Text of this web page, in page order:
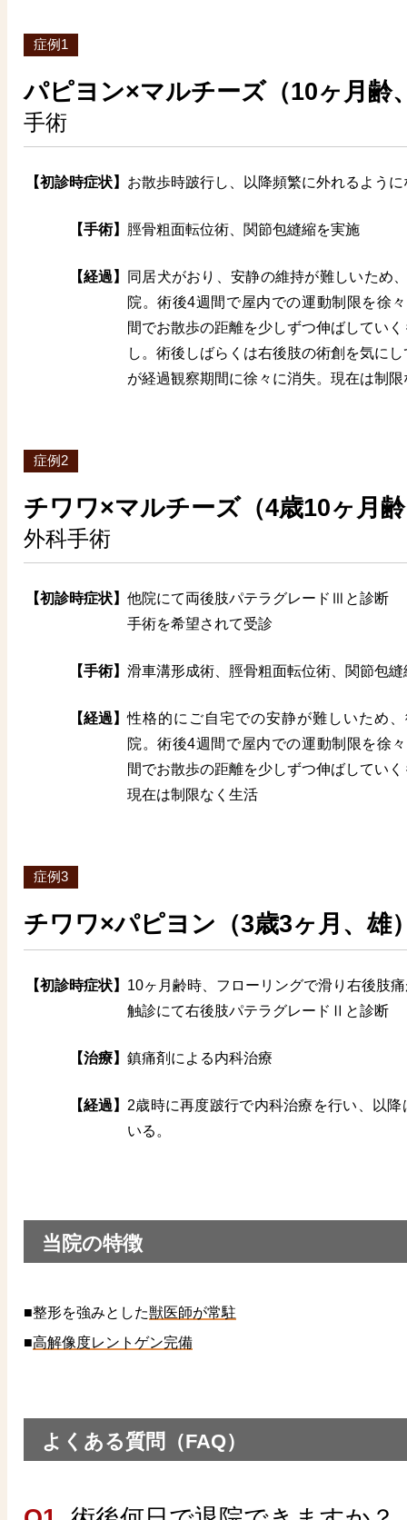
症例1
パピヨン×マルチーズ（10ヶ月齢
手術
【初診時症状】 お散歩時跛行し、以降頻繁に外れるように
【手術】 脛骨粗面転位術、関節包縫縮を実施
【経過】
同居犬がおり、安静の維持が難しいため
院。術後4週間で屋内での運動制限を徐
間でお散歩の距離を少しずつ伸ばしてい
し。術後しばらくは右後肢の術創を気に
が経過観察期間に徐々に消失。現在は制
症例2
チワワ×マルチーズ（4歳10ヶ月
外科手術
【初診時症状】 他院にて両後肢パテラグレードⅢと診断
手術を希望されて受診
【手術】 滑車溝形成術、脛骨粗面転位術、関節包縫
【経過】性格的にご自宅での安静が難しいため
院。術後4週間で屋内での運動制限を徐
間でお散歩の距離を少しずつ伸ばしてい
現在は制限なく生活
症例3
チワワ×パピヨン（3歳3ヶ月、雄
【初診時症状】 10ヶ月齢時、フローリングで滑り右後肢
触診にて右後肢パテラグレードⅡと診断
【治療】 鎮痛剤による内科治療
【経過】 2歳時に再度跛行で内科治療を行い、以降
いる。
当院の特徴
■整形を強みとした獣医師が常駐
■高解像度レントゲン完備
よくある質問（FAQ）